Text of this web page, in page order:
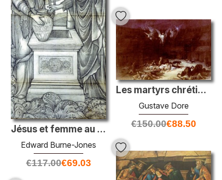
Jésus et femme au puits
Edward Burne-Jones
€117.00€69.03
Les martyrs chrétiens
Gustave Dore
€150.00€88.50